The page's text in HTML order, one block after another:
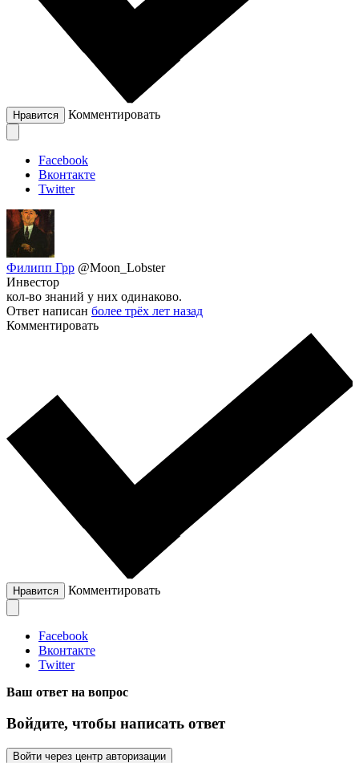
Нравится Комментировать
Facebook
Вконтакте
Twitter
Филипп Грр @Moon_Lobster
Инвестор
кол-во знаний у них одинаково.
Ответ написан более трёх лет назад
Комментировать
Нравится Комментировать
Facebook
Вконтакте
Twitter
Ваш ответ на вопрос
Войдите, чтобы написать ответ
Войти через центр авторизации